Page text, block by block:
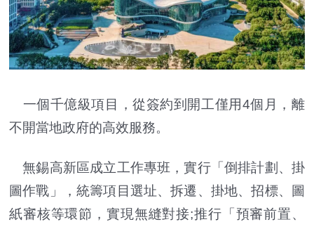
一個千億級項目，從簽約到開工僅用4個月，離
不開當地政府的高效服務。
無錫高新區成立工作專班，實行「倒排計劃、掛
圖作戰」，統籌項目選址、拆遷、掛地、招標、圖
紙審核等環節，實現無縫對接;推行「預審前置、